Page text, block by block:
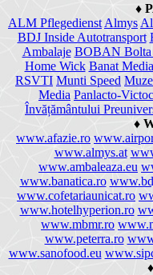
♦
ALM Pflegedienst Almys
BDJ Inside Autotransport
Ambalaje BOBAN Bolta
Home Wick Banat Media
RSVTI Munti Speed
Media Panlacto-
Învățământului
♦
www.afazie.ro
www.almys.at
www.ambaleaza.eu
www.banatica.ro
www.cofetariaunicat.ro
www.hotelhyperion.ro
www.mbmr.ro
www.peterra.ro
www.sanofood.eu
♦